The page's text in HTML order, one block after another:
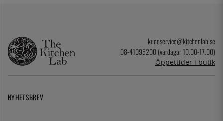
kundservice@kitchenlab.se
08-41095200 (vardagar 10.00-17.00)
Öppettider i butik
NYHETSBREV